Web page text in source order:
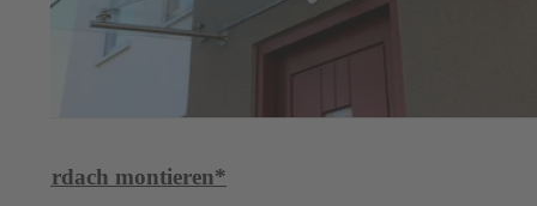
Vordach montieren*